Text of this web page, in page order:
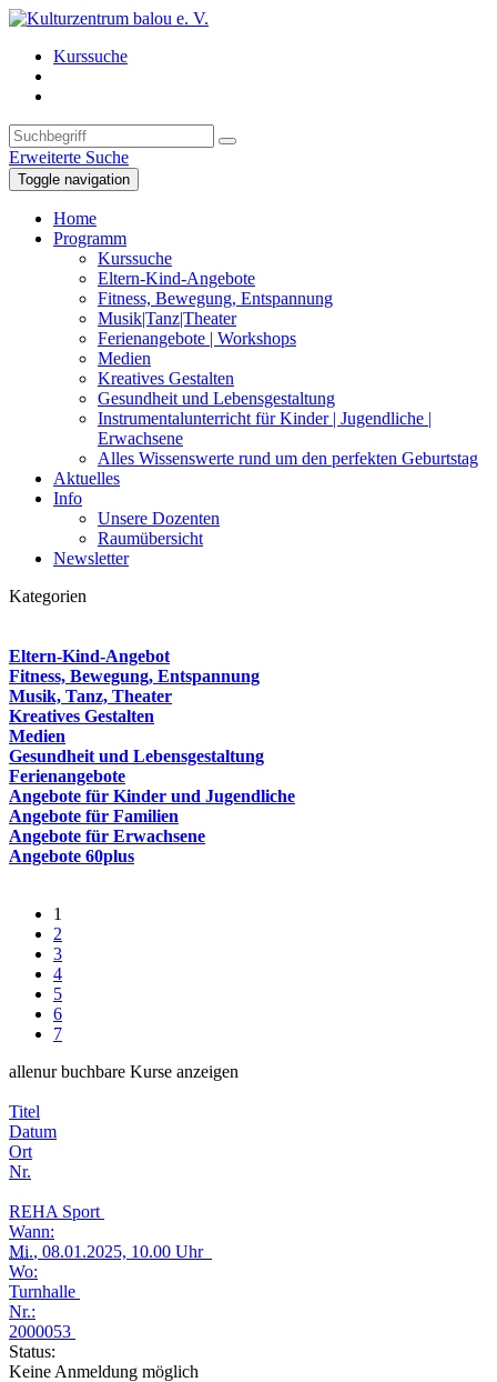
Kurssuche
Erweiterte Suche
Toggle navigation
Home
Programm
Kurssuche
Eltern-Kind-Angebote
Fitness, Bewegung, Entspannung
Musik|Tanz|Theater
Ferienangebote | Workshops
Medien
Kreatives Gestalten
Gesundheit und Lebensgestaltung
Instrumentalunterricht für Kinder | Jugendliche |
Erwachsene
Alles Wissenswerte rund um den perfekten Geburtstag
Aktuelles
Info
Unsere Dozenten
Raumübersicht
Newsletter
Kategorien
Eltern-Kind-Angebot
Fitness, Bewegung, Entspannung
Musik, Tanz, Theater
Kreatives Gestalten
Medien
Gesundheit und Lebensgestaltung
Ferienangebote
Angebote für Kinder und Jugendliche
Angebote für Familien
Angebote für Erwachsene
Angebote 60plus
1
2
3
4
5
6
7
allenur buchbare Kurse anzeigen
Titel
Datum
Ort
Nr.
REHA Sport
Wann:
Mi., 08.01.2025, 10.00 Uhr
Wo:
Turnhalle
Nr.:
2000053
Status:
Keine Anmeldung möglich